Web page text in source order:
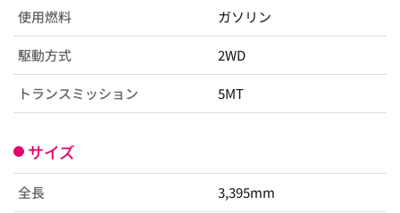
使用燃料 ガソリン
駆動方式 2WD
トランスミッション 5MT
サイズ
全長 3,395mm